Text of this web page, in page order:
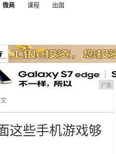
微商
课程
出国
广告
这些手机游戏够